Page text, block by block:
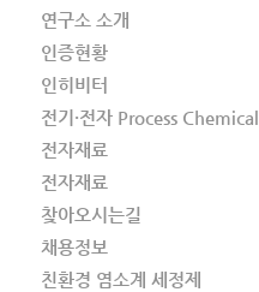
연구소 소개
인증현황
인히비터
전기·전자 Process Chemical
전자재료
전자재료
찾아오시는길
채용정보
친환경 염소계 세정제